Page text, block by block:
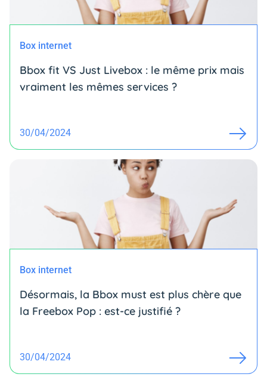
Box internet
Bbox fit VS Just Livebox : le même prix mais
vraiment les mêmes services ?
30/04/2024
Box internet
Désormais, la Bbox must est plus chère que
la Freebox Pop : est-ce justifié ?
30/04/2024